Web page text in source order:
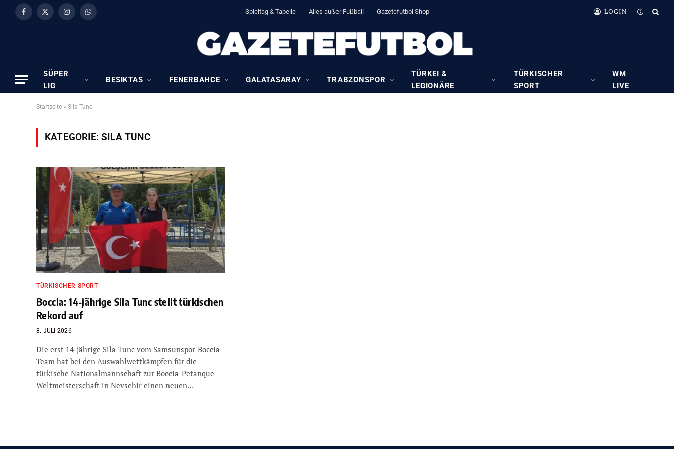
Facebook
X
InstagramWhatsApp Spieltag & Tabelle Alles außer Fußball Gazetefutbol Shop LOGIN
SÜPER
LIG
BESIKTAS FENERBAHCE GALATASARAY TRABZONSPOR
TÜRKEI &
LEGIONÄRE
TÜRKISCHER
SPORT
WM
LIVE
Startseite » Sila Tunc
KATEGORIE:SILA TUNC
TÜRKISCHER SPORT
Boccia: 14-jährige Sila Tunc stellt türkischen
Rekord auf
8. JULI 2026
Die erst 14-jährige Sila Tunc vom Samsunspor-Boccia-
Team hat bei den Auswahlwettkämpfen für die
türkische Nationalmannschaft zur Boccia-Petanque-
Weltmeisterschaft in Nevsehir einen neuen…